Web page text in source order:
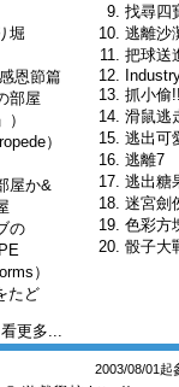
堀
恩節篇
部屋
）
屋か&
の
）
たど
看更多...
找尋四
逃離沙
把球送
抓小偷
滑鼠逃
逃出可
逃離7
逃出糖
迷宮劍
色彩方
骰子大
2003/08/01起